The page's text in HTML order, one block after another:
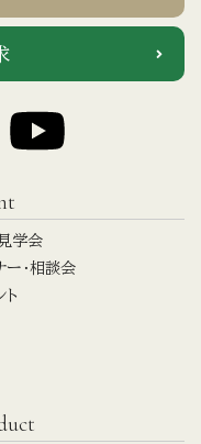
学会
ー・相談会
ト